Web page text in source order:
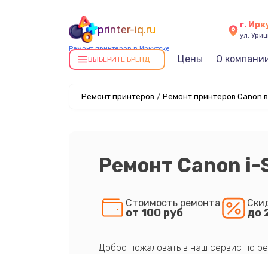
printer-iq.ru
Ремонт принтеров в Иркутске
г.
ул.
ВЫБЕРИТЕ БРЕНД Цены О
Ремонт принтеров / Ремонт принтеров Canon
Ремонт Canon i-
Стоимость ремонта
от 100 руб до
Добро пожаловать в наш сервис по